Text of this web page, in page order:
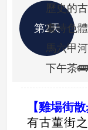
第2天
歷史的
畫特色
馬六甲
下午茶
【雞場街散
有古董街